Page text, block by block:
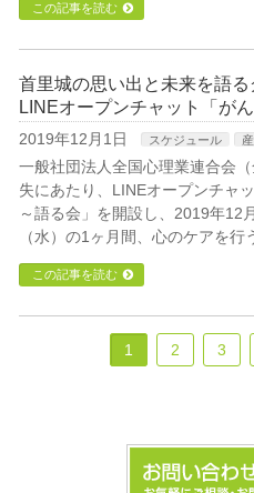
この記事を読む
首里城の思い出と未来を語
LINEオープンチャット「が
2019年12月1日 スケジュール
一般社団法人全国心理業連合会
失にあたり、LINEオープンチャ
～語る会」を開設し、2019年12
（水）の1ヶ月間、心のケアを行
この記事を読む
1 2 3